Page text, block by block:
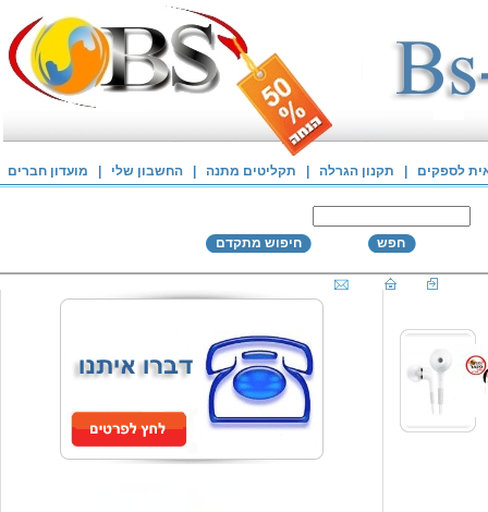
לספקים תקנון הגרלה תקליטים מתנה החשבון שלי מועדון חברים
חפש חיפוש מתקדם